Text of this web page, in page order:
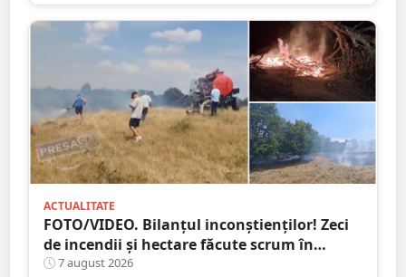
ACTUALITATE
FOTO/VIDEO. Bilanțul inconștienților! Zeci
de incendii și hectare făcute scrum în
județul Satu Mare
7 august 2026